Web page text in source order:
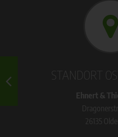
STANDORT
Ehnert &
26135